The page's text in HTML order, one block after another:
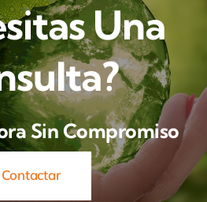
Una
Sin Compromiso
Contactar